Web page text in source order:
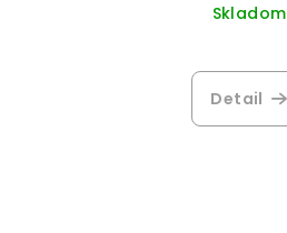
Skladom
Detail